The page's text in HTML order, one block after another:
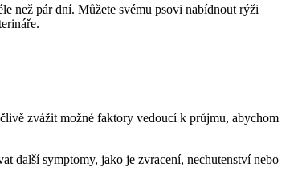
než pár dní. Můžete svému psovi nabídnout rýži
zvážit možné faktory vedoucí k průjmu, abychom
další symptomy, jako je zvracení, nechutenství nebo